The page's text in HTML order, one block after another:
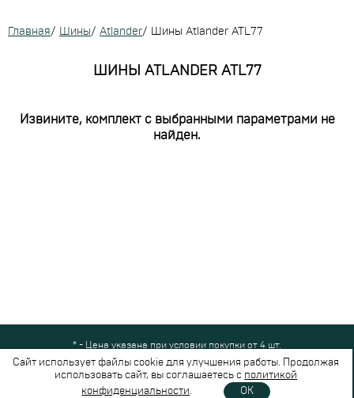
Главная/ Шины/ Atlander/ Шины Atlander ATL77
ШИНЫ ATLANDER ATL77
Извините, комплект с выбранными параметрами не
найден.
* - Цена указана при условии покупки от 4 шт.
Все права защищены © 2024-2026,Шинный Маркет(ООО "Безопасные
шины")
Вся представленная на сайте информация носит справочный характер и не
Сайт использует файлы cookie для улучшения работы. Продолжая
использовать сайт, вы соглашаетесь с политикой
конфиденциальности. OK